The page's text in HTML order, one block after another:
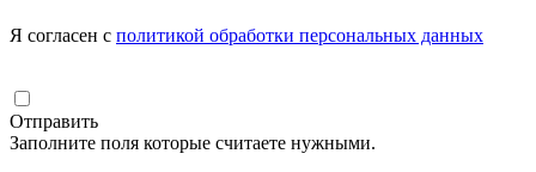
Я согласен с политикой обработки персональных данных
Отправить
Заполните поля которые считаете нужными.